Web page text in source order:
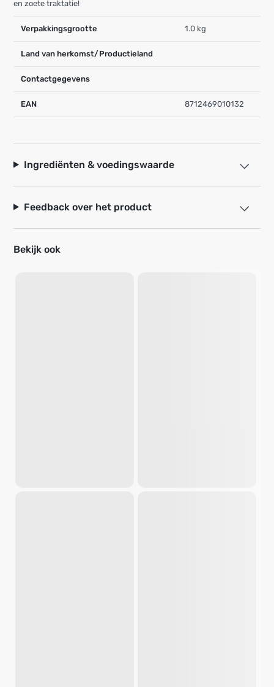
en zoete traktatie!
Verpakkingsgrootte 1.0 kg
Land van herkomst/Productieland
Contactgegevens
EAN 8712469010132
Ingrediënten & voedingswaarde
Feedback over het product
Bekijk ook